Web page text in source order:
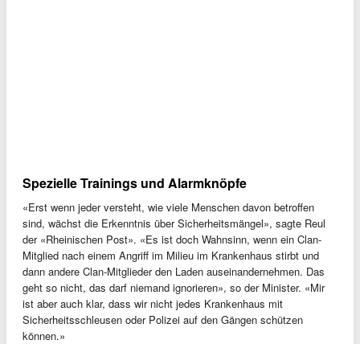
Spezielle Trainings und Alarmknöpfe
«Erst wenn jeder versteht, wie viele Menschen davon betroffen
sind, wächst die Erkenntnis über Sicherheitsmängel», sagte Reul
der «Rheinischen Post». «Es ist doch Wahnsinn, wenn ein Clan-
Mitglied nach einem Angriff im Milieu im Krankenhaus stirbt und
dann andere Clan-Mitglieder den Laden auseinandernehmen. Das
geht so nicht, das darf niemand ignorieren», so der Minister. «Mir
ist aber auch klar, dass wir nicht jedes Krankenhaus mit
Sicherheitsschleusen oder Polizei auf den Gängen schützen
können.»